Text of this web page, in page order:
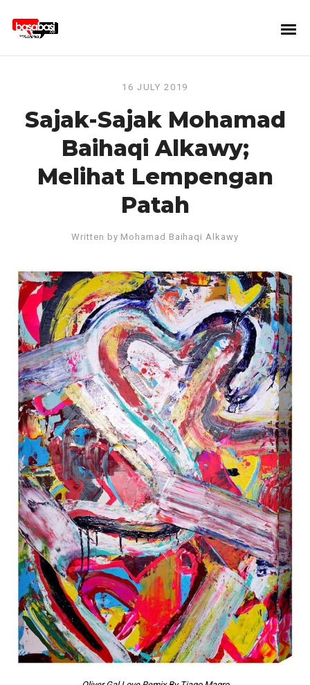
16 JULY 2019
Sajak-Sajak Mohamad
Baihaqi Alkawy;
Melihat Lempengan
Patah
Written by Mohamad Baihaqi Alkawy